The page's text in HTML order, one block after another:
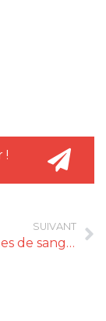
!
SUIVANT
Des rillettes de sanglier très réussies